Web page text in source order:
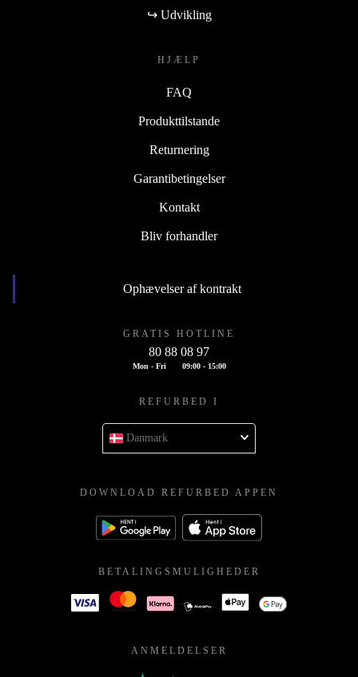
↪ Udvikling
HJÆLP
FAQ
Produkttilstande
Returnering
Garantibetingelser
Kontakt
Bliv forhandler
Ophævelser af kontrakt
GRATIS HOTLINE
80 88 08 97
Mon - Fri 09:00 - 15:00
REFURBED I
Danmark
DOWNLOAD REFURBED APPEN
BETALINGSMULIGHEDER
ANMELDELSER